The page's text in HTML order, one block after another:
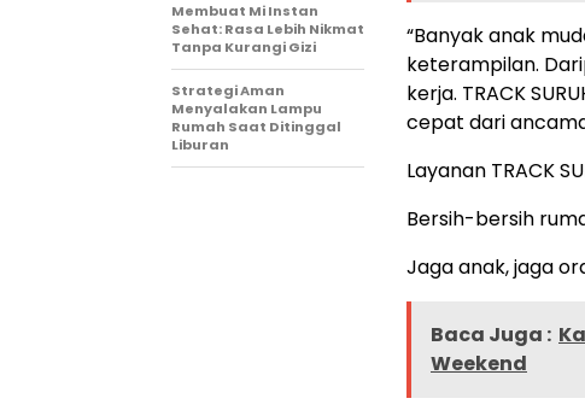
“Banyak anak
keterampilan.
kerja. TRACK
cepat dari
Layanan TRACK
Bersih-bersih
Jaga anak, jaga
Baca Juga :
Weekend
Membuat Mi Instan
Sehat: Rasa Lebih Nikmat
Tanpa Kurangi Gizi
Strategi Aman
Menyalakan Lampu
Rumah Saat Ditinggal
Liburan